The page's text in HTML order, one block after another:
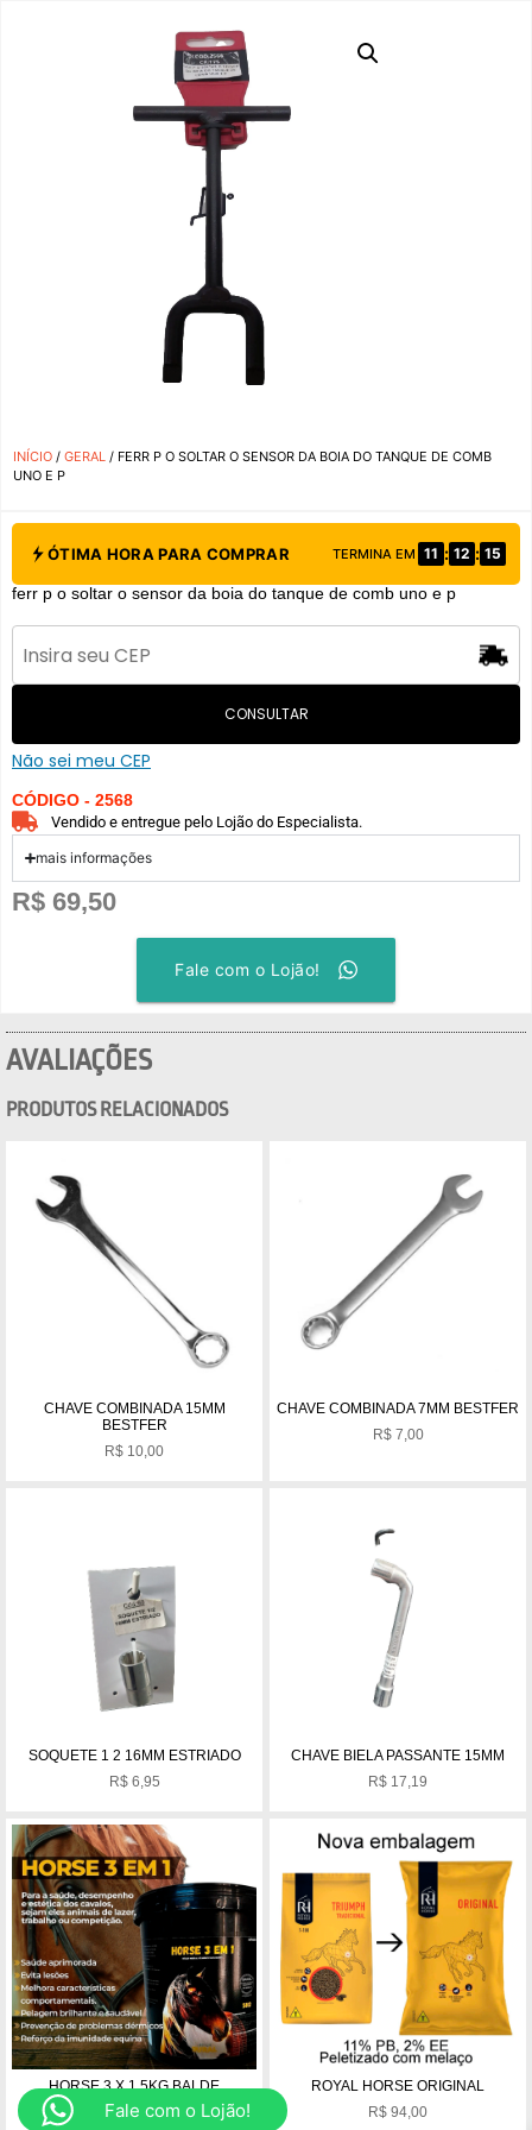
INÍCIO / GERAL / FERR P O SOLTAR O SENSOR DA BOIA DO TANQUE DE COMB
UNO E P
ÓTIMA HORA PARA COMPRAR TERMINA EM 11 : 12 : 14
ferr p o soltar o sensor da boia do tanque de comb uno e p
CONSULTAR
Não sei meu CEP
CÓDIGO - 2568
Vendido e entregue pelo Lojão do Especialista.
mais informações
R$ 69,50
Fale com o Lojão!
AVALIAÇÕES
PRODUTOS RELACIONADOS
CHAVE COMBINADA 15MM
BESTFER
R$ 10,00
CHAVE COMBINADA 7MM BESTFER
R$7,00
SOQUETE 1 2 16MM ESTRIADO
R$6,95
CHAVE BIELA PASSANTE 15MM
R$ 17,19
HORSE 3 X 1 5KG BALDE
R$399,99
ROYAL HORSE ORIGINAL
R$ 94,00
Fale com o Lojão!